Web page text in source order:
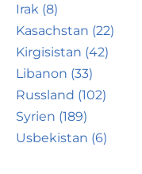
Irak (8)
Kasachstan (22)
Kirgisistan (42)
Libanon (33)
Russland (102)
Syrien (189)
Usbekistan (6)